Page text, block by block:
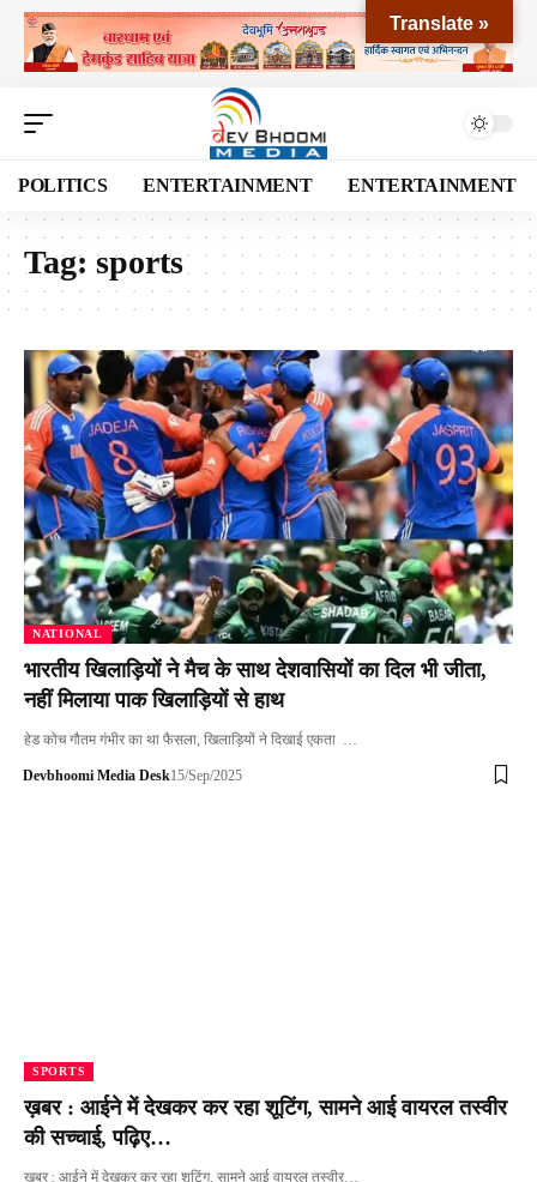
POLITICS ENTERTAINMENT ENTERTAINMENT
Tag: sports
NATIONAL
भारतीय खिलाड़ियों ने मैच के साथ देशवासियों का दिल भी जीता,
नहीं मिलाया पाक खिलाड़ियों से हाथ
हेड कोच गौतम गंभीर का था फैसला, खिलाड़ियों ने दिखाई एकता …
Devbhoomi Media Desk15/Sep/2025
SPORTS
ख़बर : आईने में देखकर कर रहा शूटिंग, सामने आई वायरल तस्वीर
की सच्चाई, पढ़िए…
ख़बर : आईने में देखकर कर रहा शूटिंग, सामने आई वायरल तस्वीर…
Translate »